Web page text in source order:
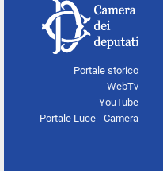
Portale storico
WebTv
YouTube
Portale Luce - Camera